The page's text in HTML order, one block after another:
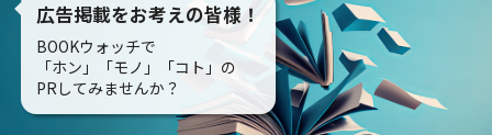
広告掲載をお考えの皆様！
BOOKウォッチで
「ホン」「モノ」「コト」の
PRしてみませんか？